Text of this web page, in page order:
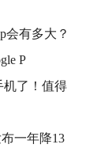
会有多大？
P
机了！值得
一年降13